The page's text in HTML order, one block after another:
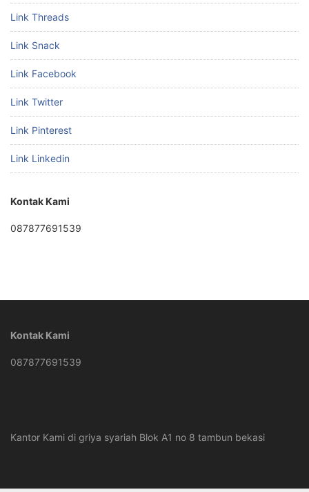
Link Threads
Link Snack
Link Facebook
Link Twitter
Link Pinterest
Link Linkedin
Kontak Kami
087877691539
Kontak Kami
087877691539
Kantor Kami di griya syariah Blok A1 no 8 tambun bekasi